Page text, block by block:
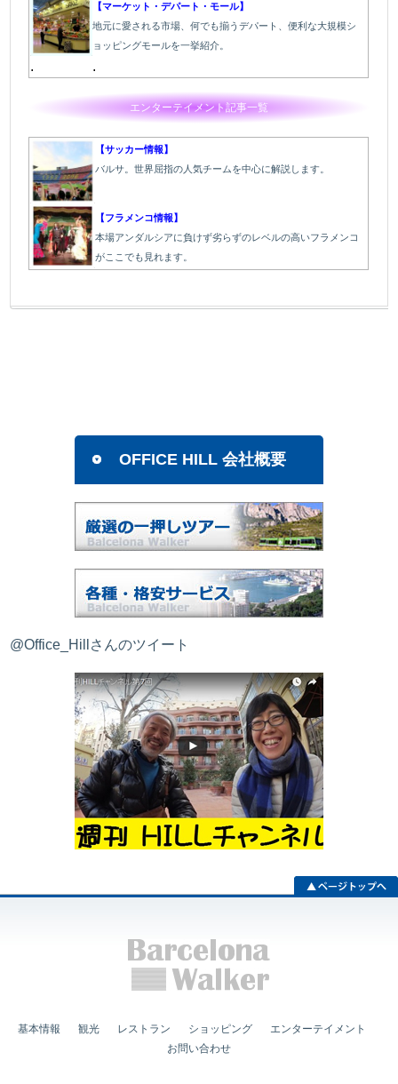
【マーケット・デパート・モール】
地元に愛される市場、何でも揃うデパート、便利な大規模シ
ョッピングモールを一挙紹介。
. .
エンターテイメント記事一覧
【サッカー情報】
バルサ。世界屈指の人気チームを中心に解説します。
【フラメンコ情報】
本場アンダルシアに負けず劣らずのレベルの高いフラメンコ
がここでも見れます。
OFFICE HILL 会社概要
@Office_Hillさんのツイート
基本情報 観光 レストラン ショッピング
エンターテイメント
お問い合わせ